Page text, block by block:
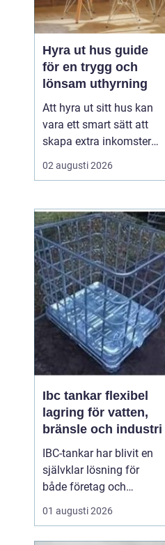
Hyra ut hus guide
för en trygg och
lönsam uthyrning
Att hyra ut sitt hus kan
vara ett smart sätt att
skapa extra inkomster
och samtidigt hålla
bostaden levande när
den. Med rätt
förberedelser, tydliga
avtal och en genomtänkt
plan kan uthyrningen bli
både trygg och lönsam.
Den här ...
02 augusti 2026
Ibc tankar flexibel
lagring för vatten,
bränsle och industri
IBC-tankar har blivit en
självklar lösning för
både företag och
privatpersoner som
behöver lagra eller
01 augusti 2026